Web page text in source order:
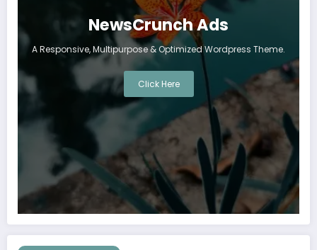
NewsCrunch Ads
A Responsive, Multipurpose & Optimized Wordpress Theme.
Click Here